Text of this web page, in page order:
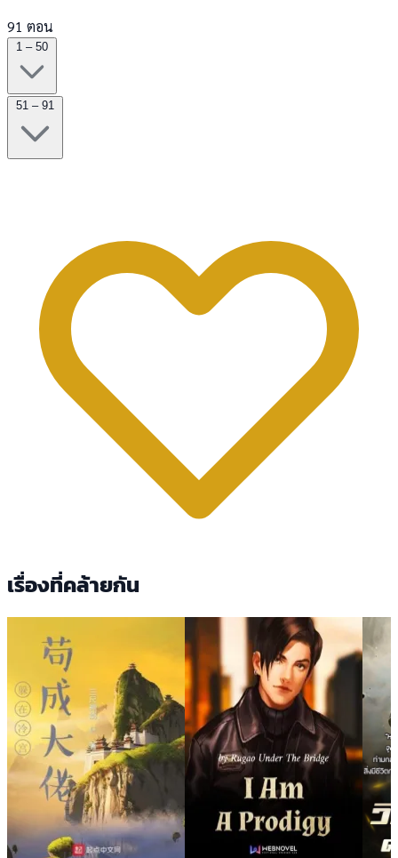
91 ตอน
1 – 50
51 – 91
เรื่องที่คล้ายกัน